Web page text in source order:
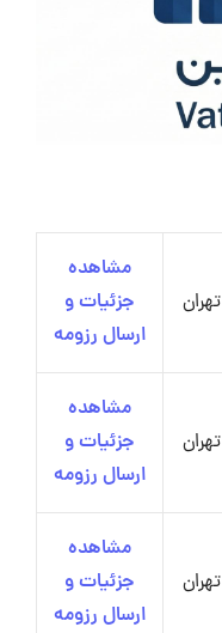
تهران
مشاهده
جزئیات و
ارسال رزومه
تهران
مشاهده
جزئیات و
ارسال رزومه
تهران
مشاهده
جزئیات و
ارسال رزومه